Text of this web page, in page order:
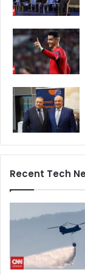
Recent Tech